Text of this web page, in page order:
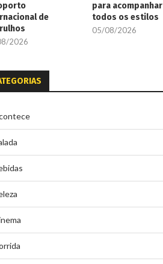
de
2026
para acompanhar
todos os estilos
05/08/2026